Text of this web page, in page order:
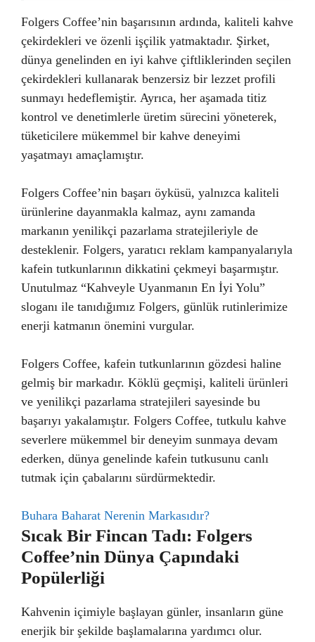
Folgers Coffee’nin başarısının ardında, kaliteli kahve
çekirdekleri ve özenli işçilik yatmaktadır. Şirket,
dünya genelinden en iyi kahve çiftliklerinden seçilen
çekirdekleri kullanarak benzersiz bir lezzet profili
sunmayı hedeflemiştir. Ayrıca, her aşamada titiz
kontrol ve denetimlerle üretim sürecini yöneterek,
tüketicilere mükemmel bir kahve deneyimi
yaşatmayı amaçlamıştır.
Folgers Coffee’nin başarı öyküsü, yalnızca kaliteli
ürünlerine dayanmakla kalmaz, aynı zamanda
markanın yenilikçi pazarlama stratejileriyle de
desteklenir. Folgers, yaratıcı reklam kampanyalarıyla
kafein tutkunlarının dikkatini çekmeyi başarmıştır.
Unutulmaz “Kahveyle Uyanmanın En İyi Yolu”
sloganı ile tanıdığımız Folgers, günlük rutinlerimize
enerji katmanın önemini vurgular.
Folgers Coffee, kafein tutkunlarının gözdesi haline
gelmiş bir markadır. Köklü geçmişi, kaliteli ürünleri
ve yenilikçi pazarlama stratejileri sayesinde bu
başarıyı yakalamıştır. Folgers Coffee, tutkulu kahve
severlere mükemmel bir deneyim sunmaya devam
ederken, dünya genelinde kafein tutkusunu canlı
tutmak için çabalarını sürdürmektedir.
Buhara Baharat Nerenin Markasıdır?
Sıcak Bir Fincan Tadı: Folgers
Coffee’nin Dünya Çapındaki
Popülerliği
Kahvenin içimiyle başlayan günler, insanların güne
enerjik bir şekilde başlamalarına yardımcı olur.